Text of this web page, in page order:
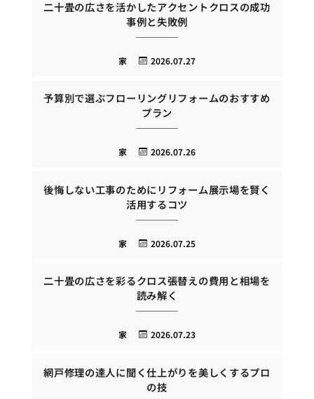
二十畳の広さを活かしたアクセントクロスの成功
事例と失敗例
2026.07.27
家
予算別で選ぶフローリングリフォームのおすすめ
プラン
2026.07.26
家
後悔しない工事のためにリフォーム展示場を賢く
活用するコツ
2026.07.25
家
二十畳の広さを彩るクロス張替えの費用と相場を
読み解く
2026.07.23
家
網戸修理の達人に聞く仕上がりを美しくするプロ
の技